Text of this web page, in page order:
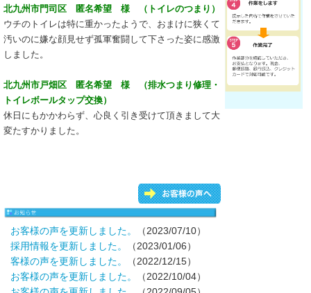
北九州市門司区 匿名希望 様 （トイレのつまり）
ウチのトイレは特に重かったようで、おまけに狭くて
汚いのに嫌な顔見せず孤軍奮闘して下さった姿に感激
しました。
北九州市戸畑区 匿名希望 様 （排水つまり修理・
トイレボールタップ交換）
休日にもかかわらず、心良く引き受けて頂きまして大
変たすかりました。
お客様の声を更新しました。
（2023/07/10）
採用情報を更新しました。
（2023/01/06）
客様の声を更新しました。
（2022/12/15）
お客様の声を更新しました。
（2022/10/04）